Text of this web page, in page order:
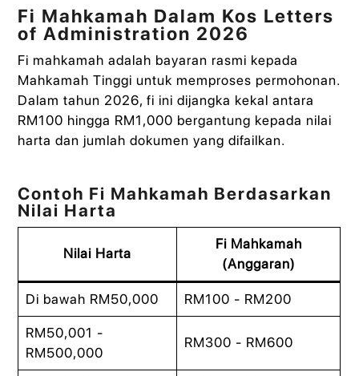
Fi Mahkamah Dalam Kos Letters
of Administration 2026
Fi mahkamah adalah bayaran rasmi kepada
Mahkamah Tinggi untuk memproses permohonan.
Dalam tahun 2026, fi ini dijangka kekal antara
RM100 hingga RM1,000 bergantung kepada nilai
harta dan jumlah dokumen yang difailkan.
Contoh Fi Mahkamah Berdasarkan
Nilai Harta
Nilai Harta
Fi Mahkamah
(Anggaran)
Di bawah RM50,000 RM100 - RM200
RM50,001 -
RM500,000
RM300 - RM600